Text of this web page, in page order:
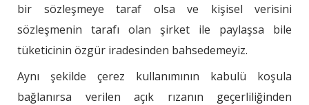
bir sözleşmeye taraf olsa ve kişisel verisini
sözleşmenin tarafı olan şirket ile paylaşsa bile
tüketicinin özgür iradesinden bahsedemeyiz.
Aynı şekilde çerez kullanımının kabulü koşula
bağlanırsa verilen açık rızanın geçerliliğinden